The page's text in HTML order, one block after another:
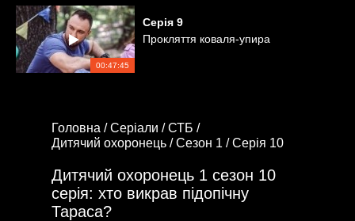
00:47:45
Серія 9
Прокляття коваля-упира
Головна /Серіали /СТБ /
Дитячий охоронець /Сезон 1 /Серія 10
Дитячий охоронець 1 сезон 10
серія: хто викрав підопічну
Тараса?